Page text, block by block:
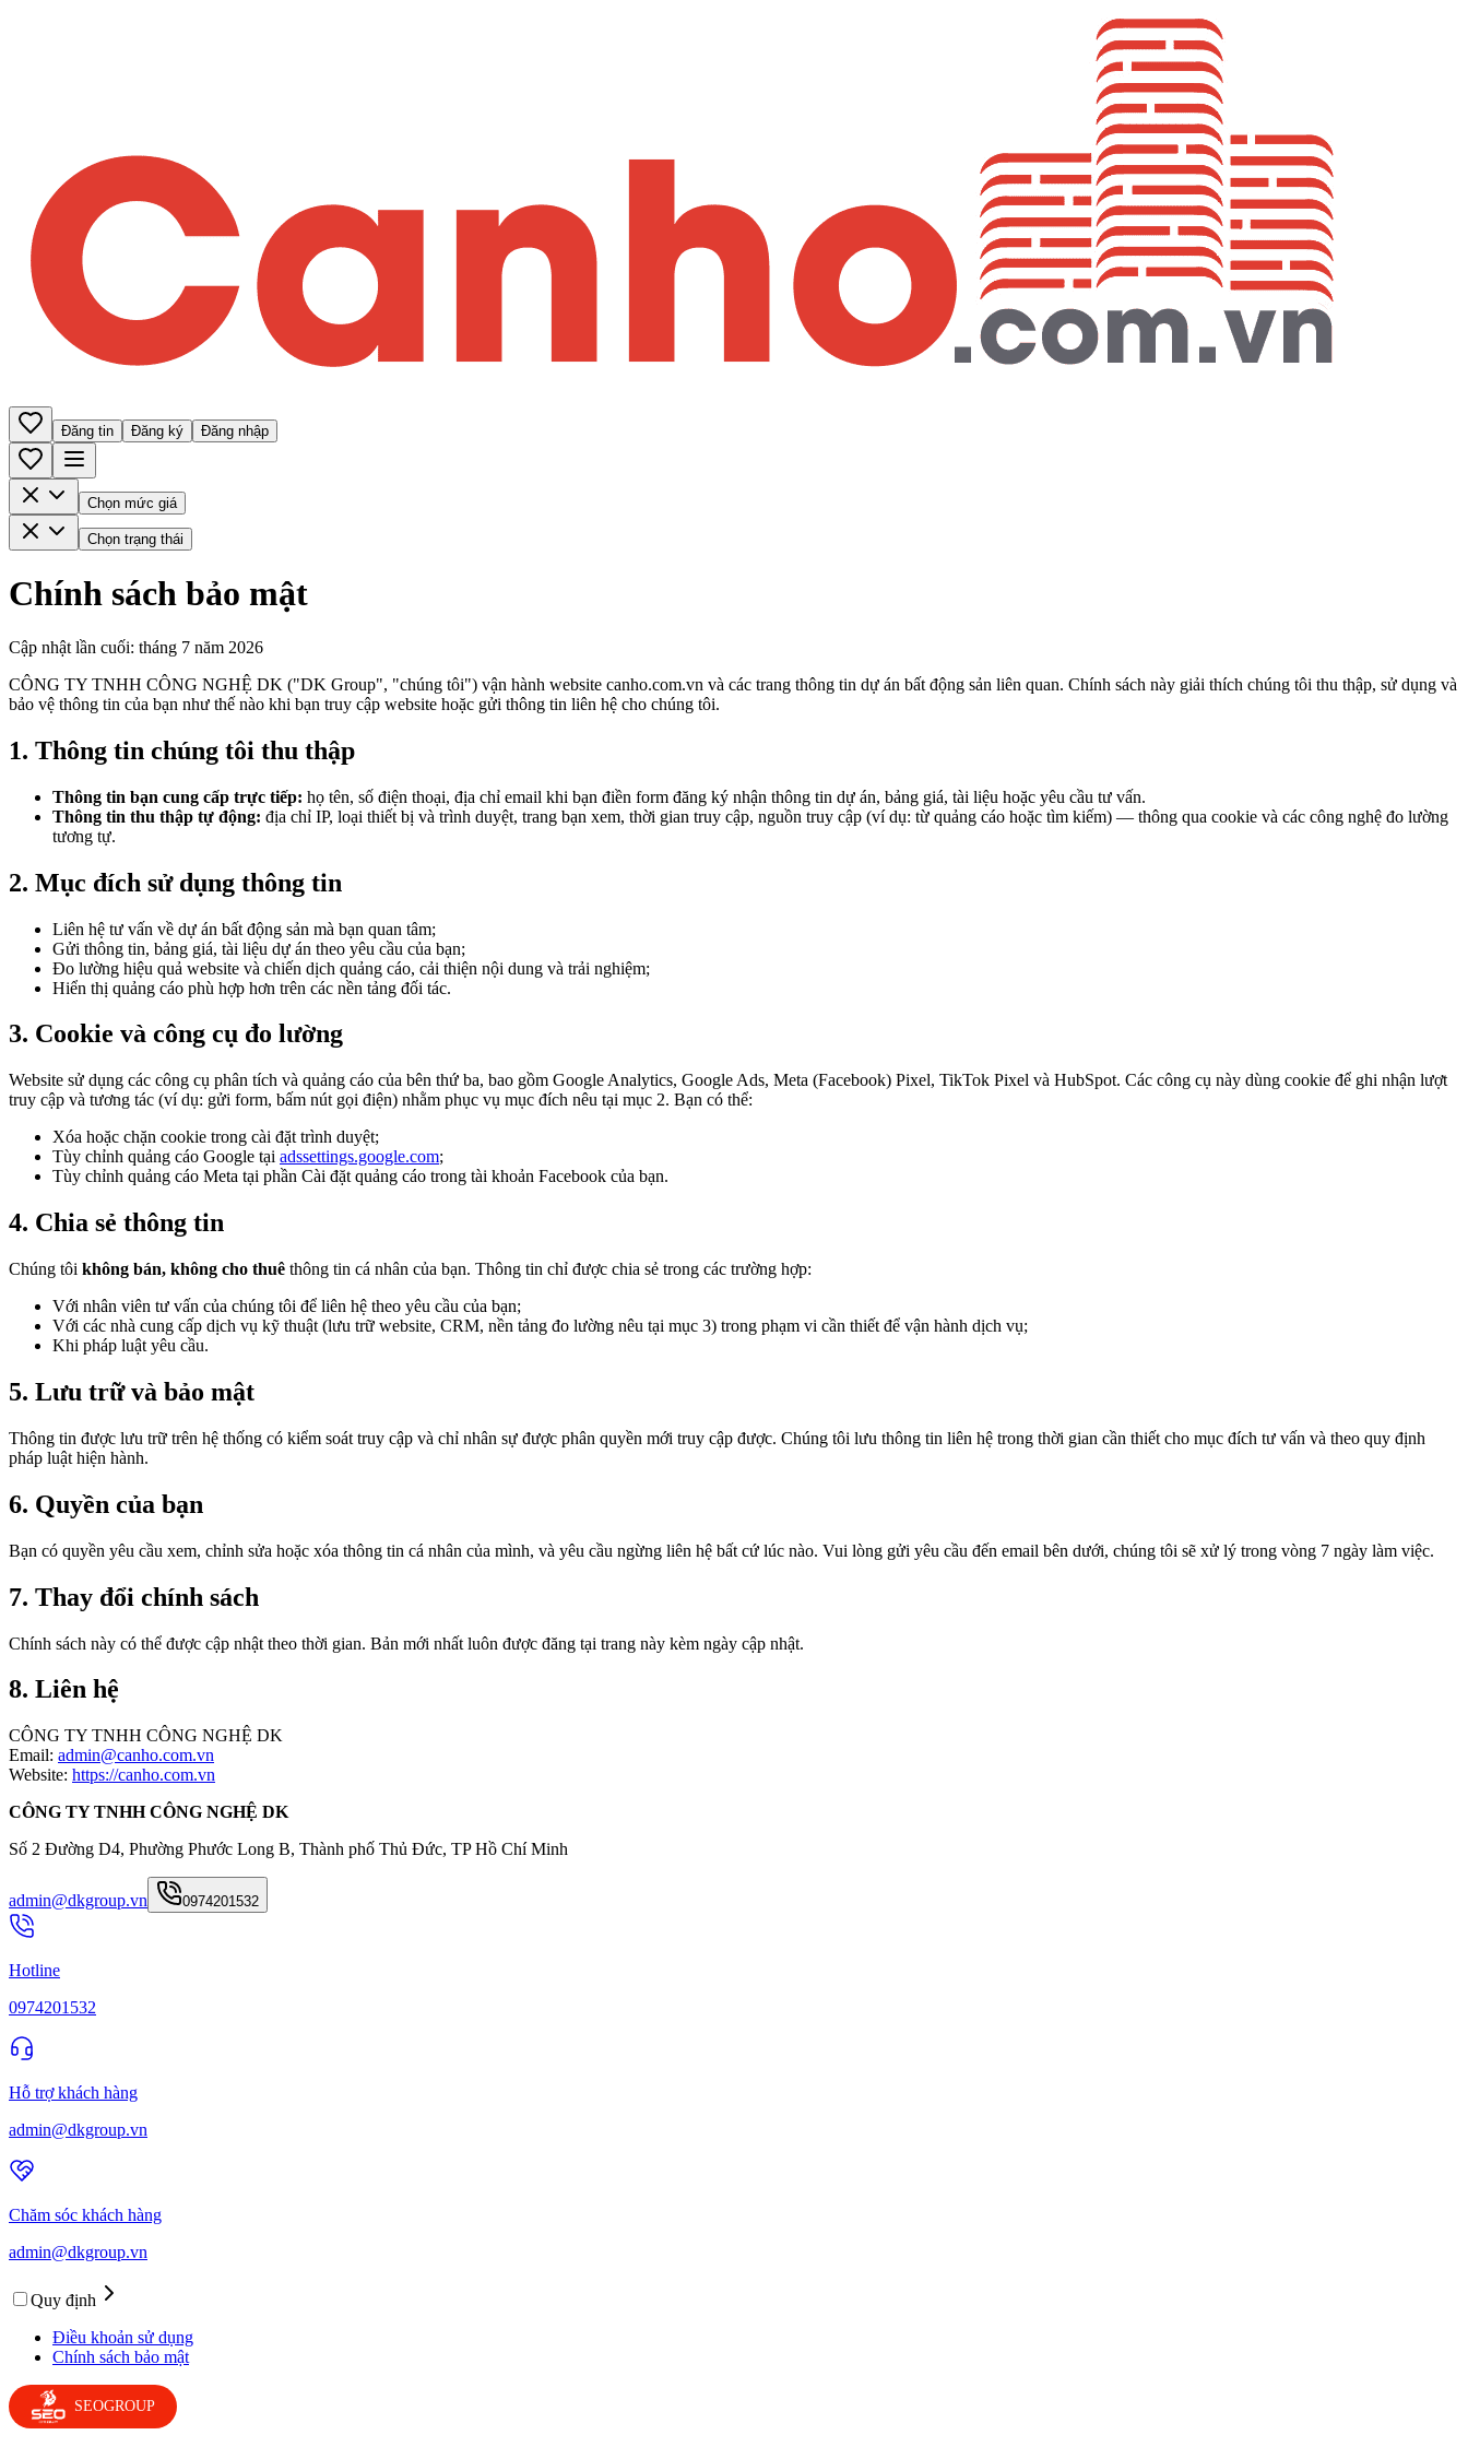
Đăng tin Đăng ký Đăng nhập
Chọn mức giá
Chọn trạng thái
Chính sách bảo mật
Cập nhật lần cuối: tháng 7 năm 2026
CÔNG TY TNHH CÔNG NGHỆ DK ("DK Group", "chúng tôi") vận hành website canho.com.vn và các trang thông tin dự án bất động sản liên quan. Chính sách này giải thích chúng tôi thu thập, sử dụng và
bảo vệ thông tin của bạn như thế nào khi bạn truy cập website hoặc gửi thông tin liên hệ cho chúng tôi.
1. Thông tin chúng tôi thu thập
Thông tin bạn cung cấp trực tiếp: họ tên, số điện thoại, địa chỉ email khi bạn điền form đăng ký nhận thông tin dự án, bảng giá, tài liệu hoặc yêu cầu tư vấn.
Thông tin thu thập tự động: địa chỉ IP, loại thiết bị và trình duyệt, trang bạn xem, thời gian truy cập, nguồn truy cập (ví dụ: từ quảng cáo hoặc tìm kiếm) — thông qua cookie và các công nghệ đo lường
tương tự.
2. Mục đích sử dụng thông tin
Liên hệ tư vấn về dự án bất động sản mà bạn quan tâm;
Gửi thông tin, bảng giá, tài liệu dự án theo yêu cầu của bạn;
Đo lường hiệu quả website và chiến dịch quảng cáo, cải thiện nội dung và trải nghiệm;
Hiển thị quảng cáo phù hợp hơn trên các nền tảng đối tác.
3. Cookie và công cụ đo lường
Website sử dụng các công cụ phân tích và quảng cáo của bên thứ ba, bao gồm Google Analytics, Google Ads, Meta (Facebook) Pixel, TikTok Pixel và HubSpot. Các công cụ này dùng cookie để ghi nhận lượt
truy cập và tương tác (ví dụ: gửi form, bấm nút gọi điện) nhằm phục vụ mục đích nêu tại mục 2. Bạn có thể:
Xóa hoặc chặn cookie trong cài đặt trình duyệt;
Tùy chỉnh quảng cáo Google tại adssettings.google.com;
Tùy chỉnh quảng cáo Meta tại phần Cài đặt quảng cáo trong tài khoản Facebook của bạn.
4. Chia sẻ thông tin
Chúng tôi không bán, không cho thuê thông tin cá nhân của bạn. Thông tin chỉ được chia sẻ trong các trường hợp:
Với nhân viên tư vấn của chúng tôi để liên hệ theo yêu cầu của bạn;
Với các nhà cung cấp dịch vụ kỹ thuật (lưu trữ website, CRM, nền tảng đo lường nêu tại mục 3) trong phạm vi cần thiết để vận hành dịch vụ;
Khi pháp luật yêu cầu.
5. Lưu trữ và bảo mật
Thông tin được lưu trữ trên hệ thống có kiểm soát truy cập và chỉ nhân sự được phân quyền mới truy cập được. Chúng tôi lưu thông tin liên hệ trong thời gian cần thiết cho mục đích tư vấn và theo quy định
pháp luật hiện hành.
6. Quyền của bạn
Bạn có quyền yêu cầu xem, chỉnh sửa hoặc xóa thông tin cá nhân của mình, và yêu cầu ngừng liên hệ bất cứ lúc nào. Vui lòng gửi yêu cầu đến email bên dưới, chúng tôi sẽ xử lý trong vòng 7 ngày làm việc.
7. Thay đổi chính sách
Chính sách này có thể được cập nhật theo thời gian. Bản mới nhất luôn được đăng tại trang này kèm ngày cập nhật.
8. Liên hệ
CÔNG TY TNHH CÔNG NGHỆ DK
Email: admin@canho.com.vn
Website: https://canho.com.vn
CÔNG TY TNHH CÔNG NGHỆ DK
Số 2 Đường D4, Phường Phước Long B, Thành phố Thủ Đức, TP Hồ Chí Minh
admin@dkgroup.vn 0974201532
Hotline
0974201532
Hỗ trợ khách hàng
admin@dkgroup.vn
Chăm sóc khách hàng
admin@dkgroup.vn
Quy định
Điều khoản sử dụng
Chính sách bảo mật
SEOGROUP